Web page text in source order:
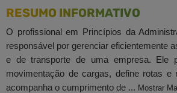
RESUMO INFORMATIVO
O profissional em Princípios da
responsável por gerenciar eficientemente
e de transporte de uma empresa. Ele
movimentação de cargas, define rotas e
acompanha o cumprimento de ... Mostrar